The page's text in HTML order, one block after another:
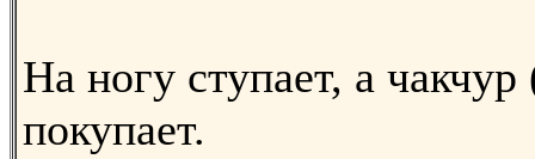
На ногу ступает, а
покупает.